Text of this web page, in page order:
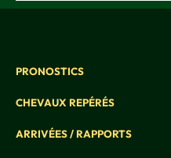
PRONOSTICS
CHEVAUX REPÉRÉS
ARRIVÉES / RAPPORTS